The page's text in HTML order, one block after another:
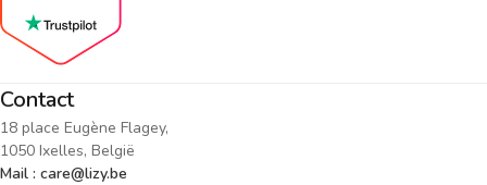
Contact
18 place Eugène Flagey,
1050 Ixelles, België
Mail : care@lizy.be